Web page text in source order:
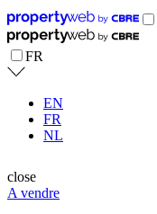
FR
EN
FR
NL
close
A vendre